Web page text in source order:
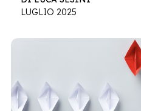
LUGLIO 2025